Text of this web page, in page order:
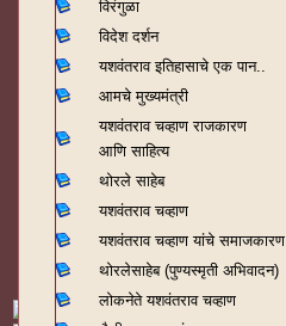
विरंगुळा
विदेश दर्शन
यशवंतराव इतिहासाचे एक पान..
आमचे मुख्यमंत्री
यशवंतराव चव्हाण राजकारण
आणि साहित्य
थोरले साहेब
यशवंतराव चव्हाण
यशवंतराव चव्हाण यांचे समाजकारण
थोरलेसाहेब (पुण्यस्मृती अभिवादन)
लोकनेते यशवंतराव चव्हाण